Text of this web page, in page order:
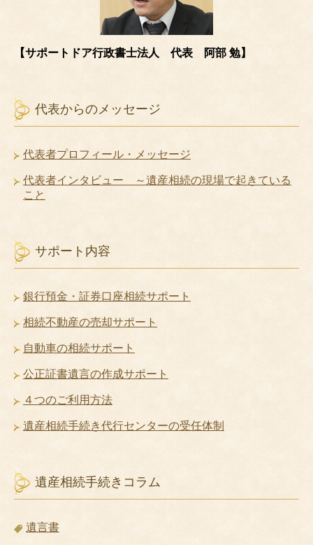
【サポートドア行政書士法人 代表 阿部 勉】
代表からのメッセージ
代表者プロフィール・メッセージ
代表者インタビュー ～遺産相続の現場で起きている
こと
サポート内容
銀行預金・証券口座相続サポート
相続不動産の売却サポート
自動車の相続サポート
公正証書遺言の作成サポート
４つのご利用方法
遺産相続手続き代行センターの受任体制
遺産相続手続きコラム
遺言書